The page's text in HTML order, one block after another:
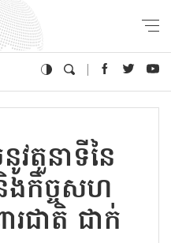
វតួនាទីនៃ
កិច្ចសហ
ារជាតិ ជាក់